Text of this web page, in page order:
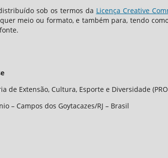
sob os termos da Licença Creative
meio ou formato, e também para, tendo
de Extensão, Cultura, Esporte e Diversidade
– Campos dos Goytacazes/RJ – Brasil